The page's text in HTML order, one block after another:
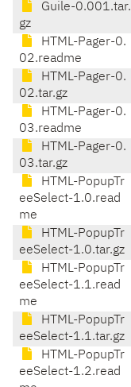
Guile-0.001.tar.
gz
HTML-Pager-0.
02.readme
HTML-Pager-0.
02.tar.gz
HTML-Pager-0.
03.readme
HTML-Pager-0.
03.tar.gz
HTML-PopupTr
eeSelect-1.0.read
me
HTML-PopupTr
eeSelect-1.0.tar.gz
HTML-PopupTr
eeSelect-1.1.read
me
HTML-PopupTr
eeSelect-1.1.tar.gz
HTML-PopupTr
eeSelect-1.2.read